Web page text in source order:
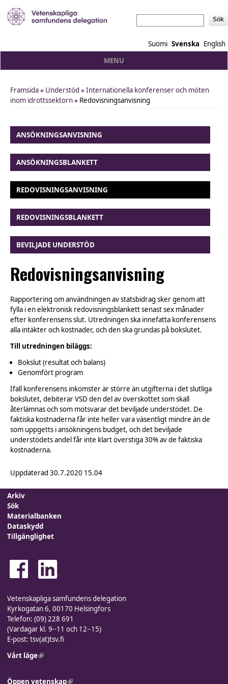
Suomi Svenska English
MENU
You are here
Framsida» Understöd »Internationella konferenser och möten
inom idrottssektorn» Redovisningsanvisning
ANSÖKNINGSANVISNING
ANSÖKNINGSBLANKETT
REDOVISNINGSANVISNING
REDOVISNINGSBLANKETT
BEVILJADE UNDERSTÖD
Redovisningsanvisning
Rapportering om användningen av statsbidrag sker genom att
fylla i en elektronisk redovisningsblankett senast sex månader
efter konferensens slut. Utredningen ska innefatta konferensens
alla intäkter och kostnader, och den ska grundas på bokslutet.
Till utredningen biläggs:
Bokslut (resultat och balans)
Genomfört program
Ifall konferensens inkomster är större än utgifterna i det slutliga
bokslutet, debiterar VSD den del av överskottet som skall
återlämnas och som motsvarar det beviljade understödet. De
faktiska kostnaderna får inte heller vara väsentligt mindre än de
som uppgetts i ansökningens budget, och det beviljade
understödets andel får inte klart överstiga 30% av de faktiska
kostnaderna.
Uppdaterad 30.7.2020 15.04
Arkiv
Sök
Materialbanken
Dataskydd
Tillgänglighet
Vetenskapliga samfundens delegation
Kyrkogatan 6, 00170 Helsingfors
Telefon: (09) 228 691
(Vardagar kl. 9−11 och 12−15)
E-post: tsv(at)tsv.fi
Vårt läge(link is external)
Öppen vetenskap(link is external)